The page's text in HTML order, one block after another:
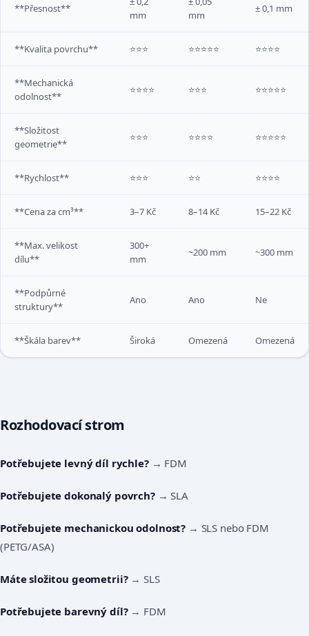
**Přesnost**
mm
mm
± 0,1 mm
**Kvalita povrchu** ⭐⭐⭐ ⭐⭐⭐⭐⭐ ⭐⭐⭐⭐
**Mechanická
odolnost**
⭐⭐⭐⭐ ⭐⭐⭐ ⭐⭐⭐⭐⭐
**Složitost
geometrie**
⭐⭐⭐ ⭐⭐⭐⭐ ⭐⭐⭐⭐⭐
**Rychlost** ⭐⭐⭐ ⭐⭐ ⭐⭐⭐⭐
**Cena za cm³** 3–7 Kč 8–14 Kč 15–22 Kč
**Max. velikost
dílu**
300+
mm
~200 mm ~300 mm
**Podpůrné
struktury**
Ano Ano Ne
**Škála barev** Široká Omezená Omezená
Rozhodovací strom
Potřebujete levný díl rychle?→ FDM
Potřebujete dokonalý povrch?→ SLA
Potřebujete mechanickou odolnost? → SLS nebo FDM
(PETG/ASA)
Máte složitou geometrii?→ SLS
Potřebujete barevný díl?→ FDM